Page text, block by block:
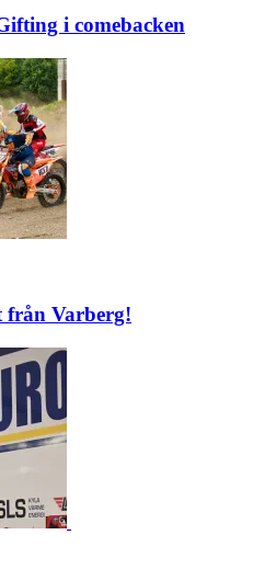
i comebacken
från Varberg!